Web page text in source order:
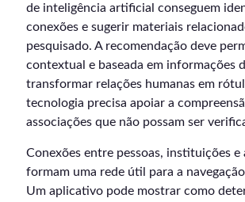
de inteligência artificial conseguem
conexões e sugerir materiais
pesquisado. A recomendação deve
contextual e baseada em informações
transformar relações humanas em
tecnologia precisa apoiar a
associações que não possam ser
Conexões entre pessoas, instituições e
formam uma rede útil para a
Um aplicativo pode mostrar como